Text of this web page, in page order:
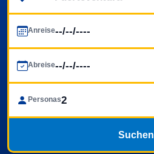
Anreise
Abreise
Personas
Suchen